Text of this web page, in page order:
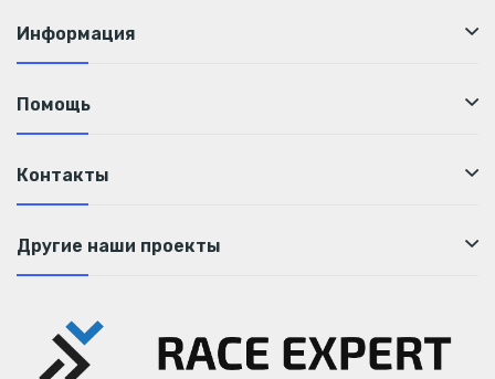
Информация
Помощь
Контакты
Другие наши проекты